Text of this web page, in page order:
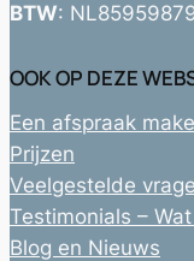
BTW:
OOK OP DEZE
Een afspraak
Prijzen
Veelgestelde
Testimonials –
Blog en Nieuws